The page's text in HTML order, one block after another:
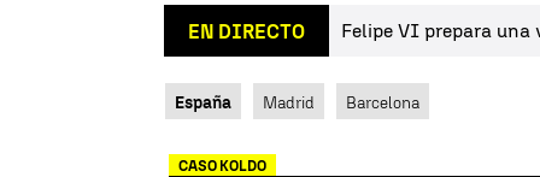
EN DIRECTO Felipe VI prepara una
España Madrid Barcelona
CASO KOLDO